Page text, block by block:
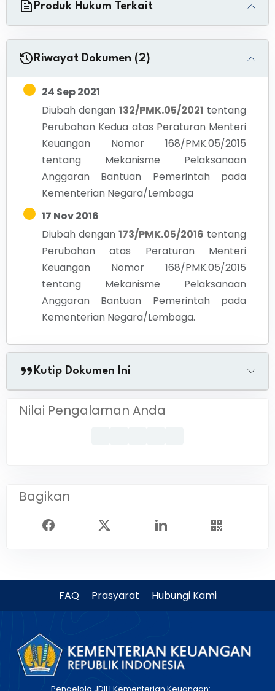
Produk Hukum Terkait
Riwayat Dokumen (2)
24 Sep 2021
Diubah dengan 132/PMK.05/2021 tentang
Perubahan Kedua atas Peraturan Menteri
Keuangan Nomor 168/PMK.05/2015
tentang Mekanisme Pelaksanaan
Anggaran Bantuan Pemerintah pada
Kementerian Negara/Lembaga
17 Nov 2016
Diubah dengan 173/PMK.05/2016 tentang
Perubahan atas Peraturan Menteri
Keuangan Nomor 168/PMK.05/2015
tentang Mekanisme Pelaksanaan
Anggaran Bantuan Pemerintah pada
Kementerian Negara/Lembaga.
Kutip Dokumen Ini
Nilai Pengalaman Anda
Bagikan
FAQ Prasyarat Hubungi Kami